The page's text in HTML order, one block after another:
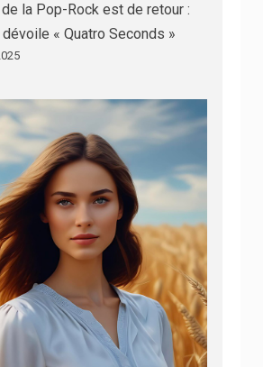
la Pop-Rock est de retour :
dévoile « Quatro Seconds »